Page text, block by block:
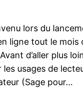
lors du
ligne tout le
d’aller plus
les usages de
(Sage pour…